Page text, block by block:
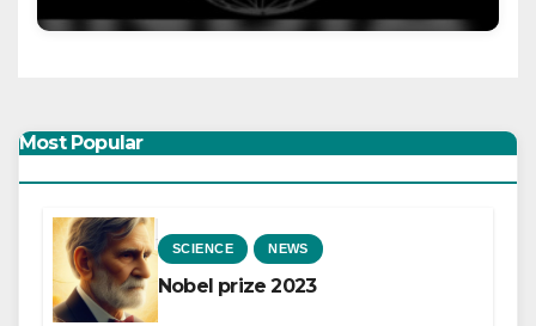
Most Popular
SCIENCE NEWS
Nobel prize 2023